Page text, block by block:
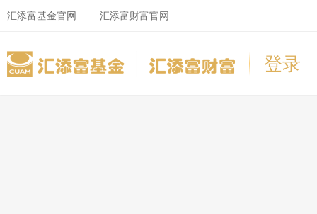
汇添富基金官网 汇添富财富官网
登录